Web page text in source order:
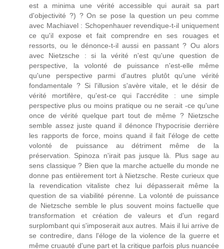
est a minima une vérité accessible qui aurait sa part
d'objectivité ?) ? On se pose la question un peu comme
avec Machiavel : Schopenhauer revendique-t-il uniquement
ce qu'il expose et fait comprendre en ses rouages et
ressorts, ou le dénonce-t-il aussi en passant ? Ou alors
avec Nietzsche : si la vérité n'est qu'une question de
perspective, la volonté de puissance n'est-elle même
qu'une perspective parmi d'autres plutôt qu'une vérité
fondamentale ? Si l'illusion s'avère vitale, et le désir de
vérité mortifère, qu'est-ce qui l'accrédite : une simple
perspective plus ou moins pratique ou ne serait -ce qu'une
once de vérité quelque part tout de même ? Nietzsche
semble assez juste quand il dénonce l'hypocrisie derrière
les rapports de force, moins quand il fait l'éloge de cette
volonté de puissance au détriment même de la
préservation. Spinoza n'irait pas jusque là. Plus sage au
sens classique ? Bien que la marche actuelle du monde ne
donne pas entièrement tort à Nietzsche. Reste curieux que
la revendication vitaliste chez lui dépasserait même la
question de sa viabilité pérenne. La volonté de puissance
de Nietzsche semble le plus souvent moins factuelle que
transformation et création de valeurs et d'un regard
surplombant qui s'imposerait aux autres. Mais il lui arrive de
se contredire, dans l'éloge de la violence de la guerre et
même cruauté d'une part et la critique parfois plus nuancée